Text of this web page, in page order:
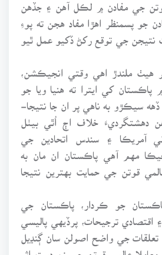
قوتن جي مفادن ۾ لڪل آهن ۽ جڏهن
جو پسمنظر اهڙا مفاد هجن ته پوءِ
نتيجن جي توقع رکڻ ڏکيو عمل ٿيو
هيٺ ملندڙ اهي وقتي انجيڪشن،
کي ايترا ته هنيا ويا جو
سيڪڙو به ناهي پر ان جا نتيجا-
دهشتگرديءَ خلاف اڄ اُٿي بيٺل
آمريڪا ۽ سندس اتحادين جي
مهم آهي پاڪستان ان مان به
قوتن جي حمايت بهترين نتيجا
جو ڪردار، پاڪستان جي
ترجيحات، پرڏيهي پاليسي
تعلقات جي واضح اصولن سان ڳنڍيل
عالمي قوتن جي زبردست اثر